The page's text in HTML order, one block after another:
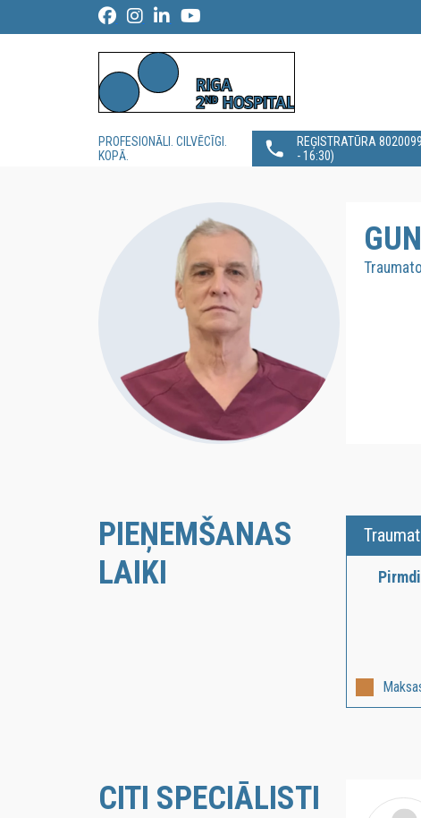
PROFESIONĀLI. CILVĒCĪGI.
KOPĀ.
REĢISTRATŪRA
- 16:30)
PIEŅEMŠANAS
LAIKI
CITI SPECIĀLISTI